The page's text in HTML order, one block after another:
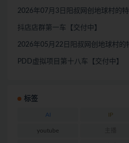
2026年07月3日阳叔网创地球村的
抖店店群第一车【交付中】
2026年05月22日阳叔网创地球村的
PDD虚拟项目第十八车【交付中】
标签
AI IP
youtube